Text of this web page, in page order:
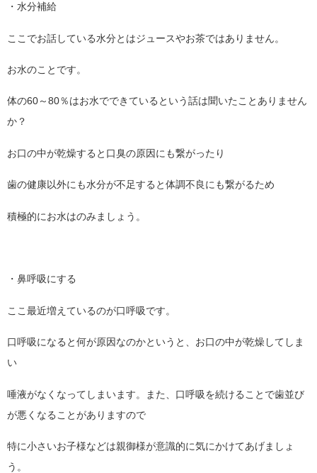
・水分補給
ここでお話している水分とはジュースやお茶ではありません。
お水のことです。
体の60～80％はお水でできているという話は聞いたことありません
か？
お口の中が乾燥すると口臭の原因にも繋がったり
歯の健康以外にも水分が不足すると体調不良にも繋がるため
積極的にお水はのみましょう。
・鼻呼吸にする
ここ最近増えているのが口呼吸です。
口呼吸になると何が原因なのかというと、お口の中が乾燥してしま
い
唾液がなくなってしまいます。また、口呼吸を続けることで歯並び
が悪くなることがありますので
特に小さいお子様などは親御様が意識的に気にかけてあげましょ
う。